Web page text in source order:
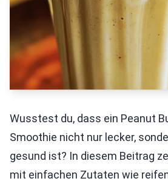
Wusstest du, dass ein Peanut
Smoothie nicht nur lecker,
gesund ist? In diesem Beitrag
mit einfachen Zutaten wie